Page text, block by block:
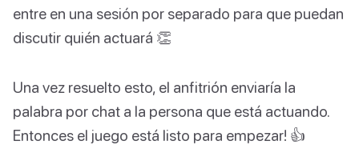
entre en una sesión por separado para que puedan
discutir quién actuará 👏
Una vez resuelto esto, el anfitrión enviaría la
palabra por chat a la persona que está actuando.
Entonces el juego está listo para empezar! 👍